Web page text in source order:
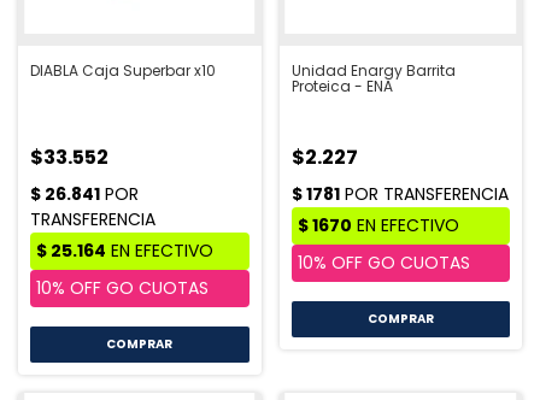
DIABLA Caja Superbar x10
$33.552
COMPRAR
Unidad Enargy Barrita
Proteica - ENA
$2.227
COMPRAR